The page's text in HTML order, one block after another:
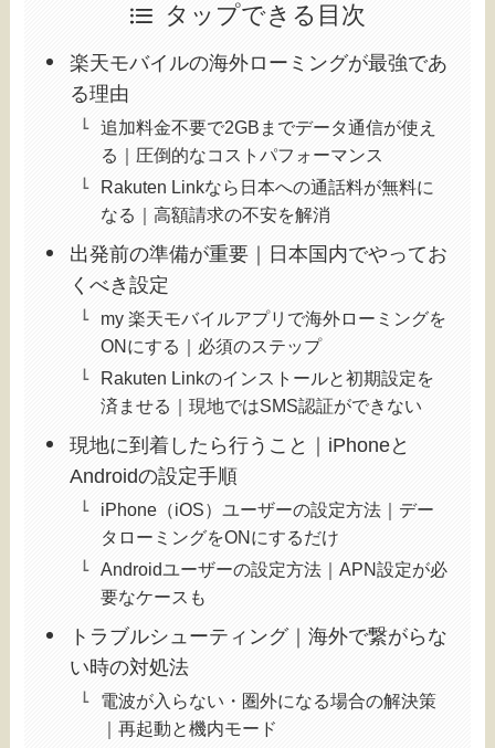
タップできる目次
楽天モバイルの海外ローミングが最強であ
る理由
追加料金不要で2GBまでデータ通信が使え
る｜圧倒的なコストパフォーマンス
Rakuten Linkなら日本への通話料が無料に
なる｜高額請求の不安を解消
出発前の準備が重要｜日本国内でやってお
くべき設定
my 楽天モバイルアプリで海外ローミングを
ONにする｜必須のステップ
Rakuten Linkのインストールと初期設定を
済ませる｜現地ではSMS認証ができない
現地に到着したら行うこと｜iPhoneと
Androidの設定手順
iPhone（iOS）ユーザーの設定方法｜デー
タローミングをONにするだけ
Androidユーザーの設定方法｜APN設定が必
要なケースも
トラブルシューティング｜海外で繋がらな
い時の対処法
電波が入らない・圏外になる場合の解決策
｜再起動と機内モード